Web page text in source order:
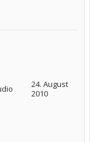
24. August
2010